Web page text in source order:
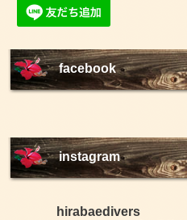
facebook
instagram
hirabaedivers